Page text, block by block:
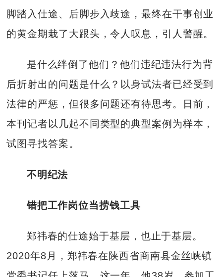
脚踏入仕途、后脚步入歧途，最终在干事创业
的黄金期栽了大跟头，令人叹息，引人警醒。
是什么绊倒了他们？他们违纪违法行为背
后折射出的问题是什么？以身试法者已经受到
法律的严惩，但很多问题还有待思考。日前，
本刊记者以几起不同类型的典型案例为样本，
试图寻找答案。
不明纪法
错把工作岗位当捞钱工具
郑祎春的仕途始于基层，也止于基层。
2020年8月，郑祎春在陕西省商南县金丝峡镇